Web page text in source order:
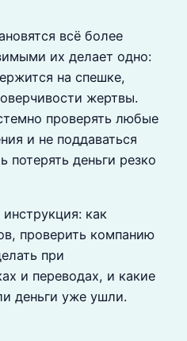
всё более
их делает одно:
на спешке,
жертвы.
проверять любые
и не поддаваться
потерять деньги резко
как
проверить компанию
при
и переводах, и какие
деньги уже ушли.